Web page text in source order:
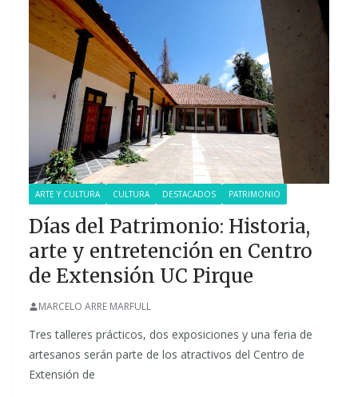
ARTE Y CULTURA CULTURA DESTACADOS PATRIMONIO
Días del Patrimonio: Historia,
arte y entretención en Centro
de Extensión UC Pirque
MARCELO ARRE MARFULL
Tres talleres prácticos, dos exposiciones y una feria de
artesanos serán parte de los atractivos del Centro de
Extensión de